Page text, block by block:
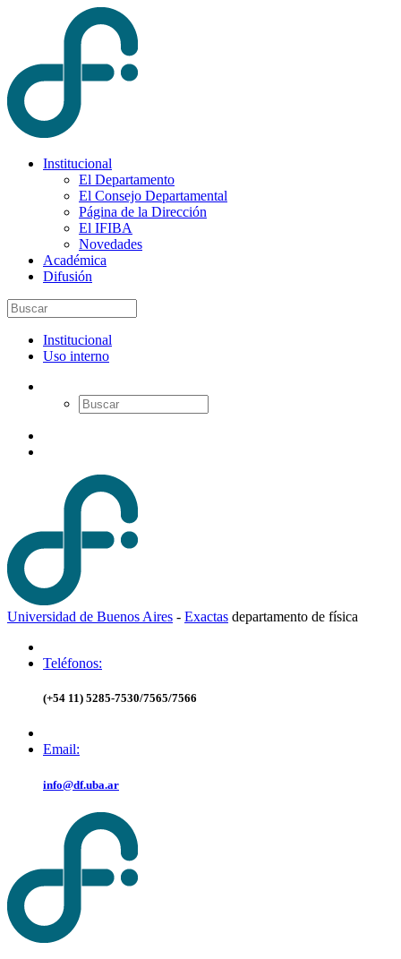
Institucional
El Departamento
El Consejo Departamental
Página de la Dirección
El IFIBA
Novedades
Académica
Difusión
Institucional
Uso interno
Universidad de Buenos Aires - Exactas departamento de física
Teléfonos:
(+54 11) 5285-7530/7565/7566
Email:
info@df.uba.ar